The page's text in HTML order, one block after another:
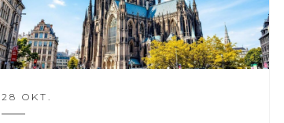
28 OKT.